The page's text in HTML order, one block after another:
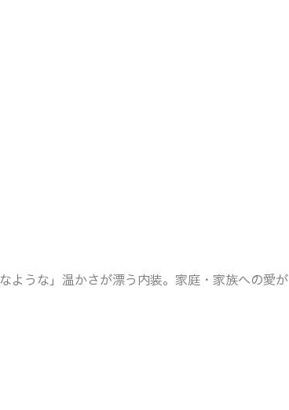
ような」温かさが漂う内装。家庭・家族への愛が